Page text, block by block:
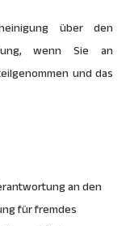
über den
wenn Sie an
und das
an den
für fremdes